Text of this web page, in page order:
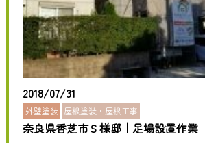
2018/07/31
外壁塗装 屋根塗装・屋根工事
奈良県香芝市Ｓ様邸｜足場設置作業